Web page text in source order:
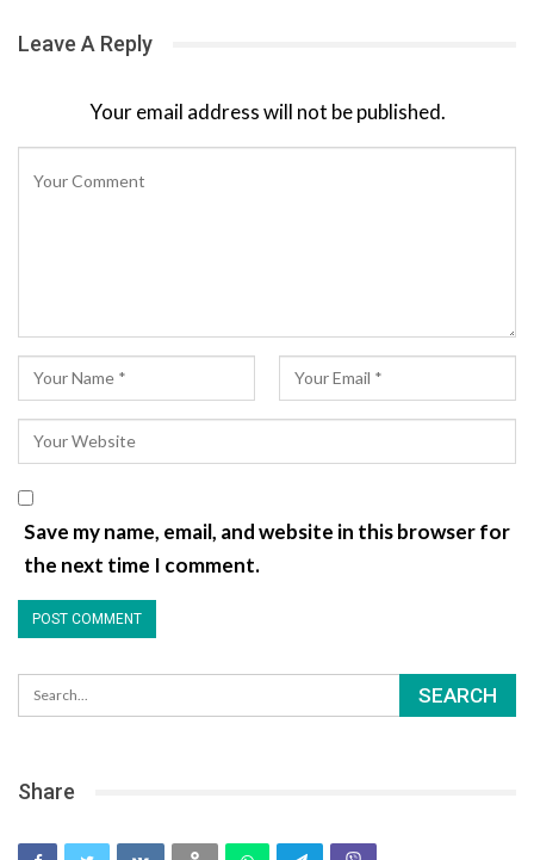
Leave A Reply
Your email address will not be published.
Save my name, email, and website in this browser for
the next time I comment.
Share